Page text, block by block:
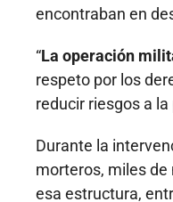
encontraban en
“La operación
respeto por los
reducir riesgos a
Durante la
morteros, miles
esa estructura,